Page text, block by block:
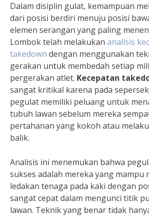
Dalam disiplin gulat, kemampuan
dari posisi berdiri menuju posisi
elemen serangan yang paling
Lombok telah melakukan analisis
takedown dengan menggunakan
gerakan untuk membedah setiap
pergerakan atlet. Kecepatan
sangat kritikal karena pada
pegulat memiliki peluang untuk
tubuh lawan sebelum mereka
pertahanan yang kokoh atau
balik.
Analisis ini menemukan bahwa
sukses adalah mereka yang mampu
ledakan tenaga pada kaki dengan
sangat cepat dalam mengunci titik
lawan. Teknik yang benar tidak